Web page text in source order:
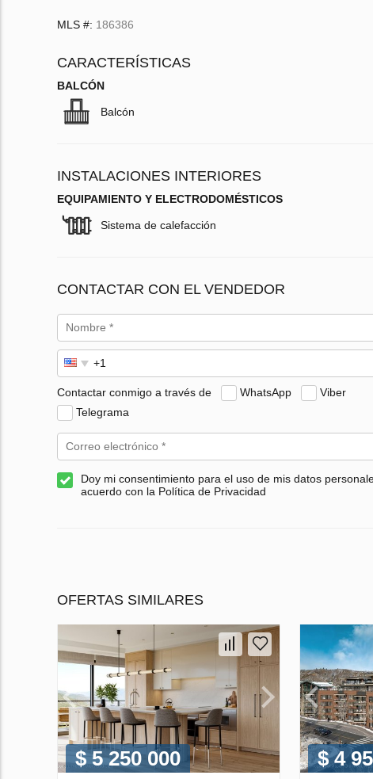
MLS #: 186386
CARACTERÍSTICAS
BALCÓN
Balcón
INSTALACIONES INTERIORES
EQUIPAMIENTO Y ELECTRODOMÉSTICOS
Sistema de calefacción
CONTACTAR CON EL VENDEDOR
Contactar conmigo a través de WhatsApp
Viber
Telegrama
Doy mi consentimiento para el uso de mis datos
acuerdo con la Política de Privacidad
OFERTAS SIMILARES
$ 5 250 000 $ 4